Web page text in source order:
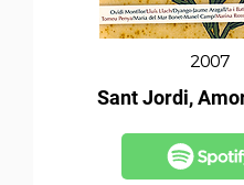
2007
Sant Jordi,